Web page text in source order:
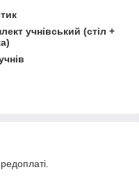
учнівський (стіл +